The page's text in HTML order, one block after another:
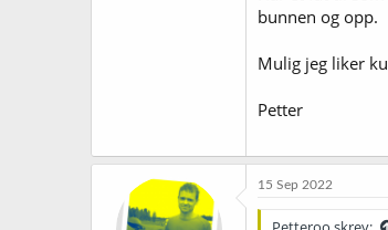
bunnen og opp.
Mulig jeg liker
Petter
15 Sep 2022